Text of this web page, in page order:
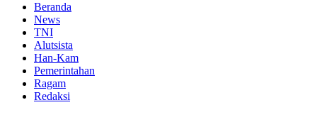
Beranda
News
TNI
Alutsista
Han-Kam
Pemerintahan
Ragam
Redaksi